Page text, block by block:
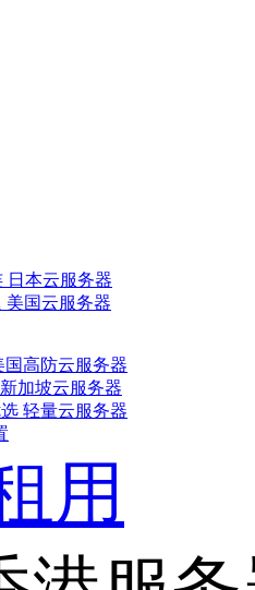
日本云服务器
美国云服务器
国高防云服务器
新加坡云服务器
轻量云服务器
用